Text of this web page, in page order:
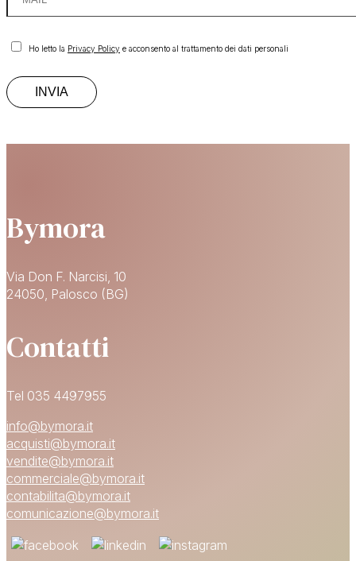
Ho letto la Privacy Policy e acconsento al trattamento dei dati personali
Bymora
Via Don F. Narcisi, 10
24050, Palosco (BG)
Contatti
Tel 035 4497955
info@bymora.it
acquisti@bymora.it
vendite@bymora.it
commerciale@bymora.it
contabilita@bymora.it
comunicazione@bymora.it